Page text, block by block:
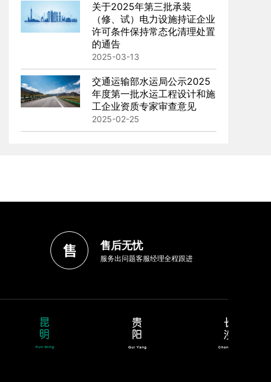
关于2025年第三批承装
（修、试）电力设施持证企业
许可条件保持常态化清理处置
的通告
2025-03-13
交通运输部水运局公示2025
年度第一批水运工程设计和施
工企业资质专家审查意见
2025-02-25
售后无忧
服务出问题客服经理全程跟进